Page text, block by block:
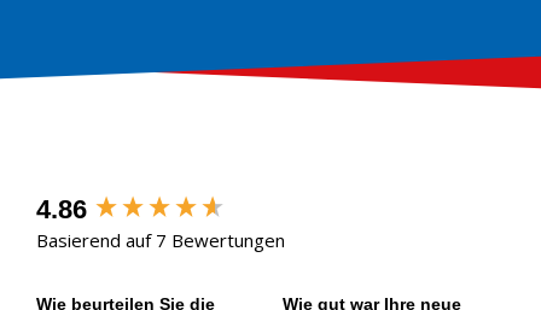
4.86
Basierend auf 7 Bewertungen
Wie beurteilen Sie die Wie gut war Ihre neue
New content loaded